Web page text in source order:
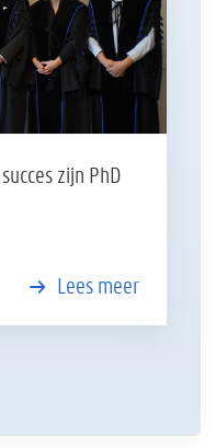
zijn PhD
Lees meer